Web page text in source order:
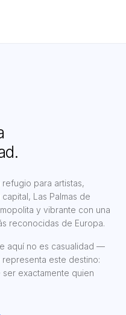
para artistas,
Las Palmas de
y vibrante con una
reconocidas de Europa.
aquí no es casualidad —
este destino:
exactamente quien